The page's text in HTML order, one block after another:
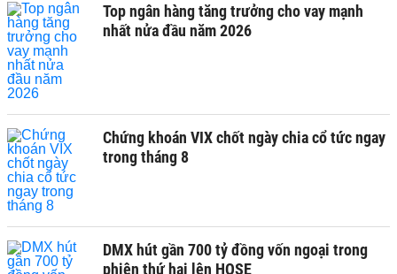
Top ngân hàng tăng trưởng cho vay mạnh
nhất nửa đầu năm 2026
Chứng khoán VIX chốt ngày chia cổ tức ngay
trong tháng 8
DMX hút gần 700 tỷ đồng vốn ngoại trong
phiên thứ hai lên HOSE